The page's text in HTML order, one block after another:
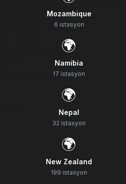
Mozambique
6 istasyon
🌍
Namibia
17 istasyon
🌍
Nepal
32 istasyon
🌍
New Zealand
199 istasyon